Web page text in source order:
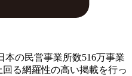
の民営事業所数516万事業
回る網羅性の高い掲載を行っ